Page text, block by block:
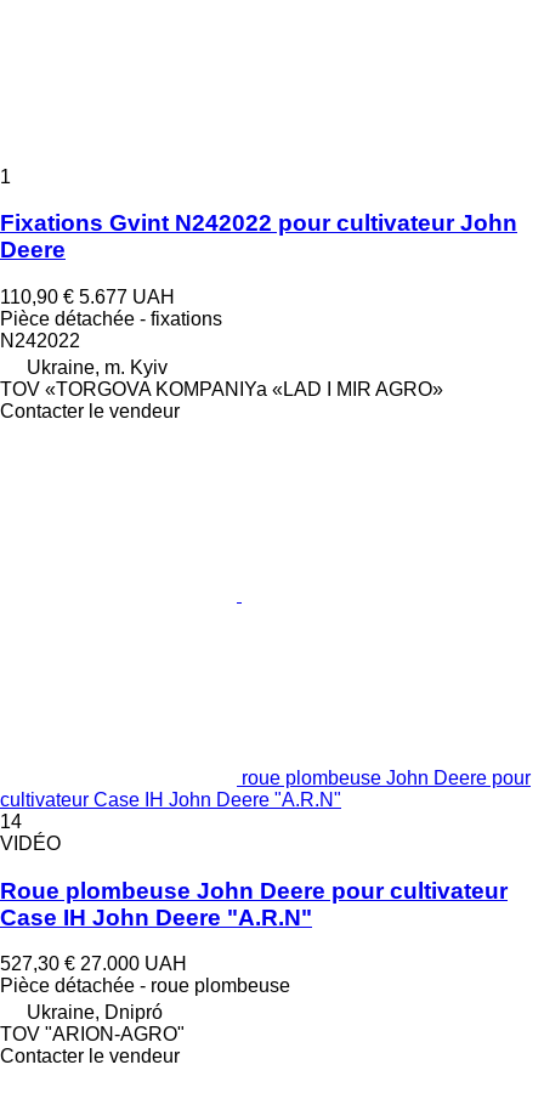
1
Fixations Gvint N242022 pour cultivateur John
Deere
110,90 € 5.677 UAH
Pièce détachée - fixations
N242022
Ukraine, m. Kyiv
TOV «TORGOVA KOMPANIYa «LAD I MIR AGRO»
Contacter le vendeur
roue plombeuse John Deere pour
cultivateur Case IH John Deere "A.R.N"
14
VIDÉO
Roue plombeuse John Deere pour cultivateur
Case IH John Deere "A.R.N"
527,30 € 27.000 UAH
Pièce détachée - roue plombeuse
Ukraine, Dnipró
TOV "ARION-AGRO"
Contacter le vendeur